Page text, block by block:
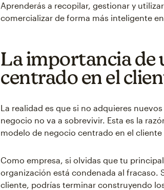
Aprenderás a recopilar, gestionar y
comercializar de forma más inteligente
La importancia de
centrado en el
La realidad es que si no adquieres
negocio no va a sobrevivir. Esta es la
modelo de negocio centrado en el
Como empresa, si olvidas que tu
organización está condenada al fracaso.
cliente, podrías terminar construyendo